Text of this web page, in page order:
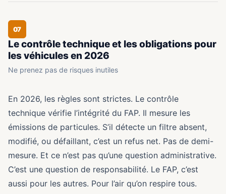
07
Le contrôle technique et les obligations pour
les véhicules en 2026
Ne prenez pas de risques inutiles
En 2026, les règles sont strictes. Le contrôle
technique vérifie l’intégrité du FAP. Il mesure les
émissions de particules. S’il détecte un filtre absent,
modifié, ou défaillant, c’est un refus net. Pas de demi-
mesure. Et ce n’est pas qu’une question administrative.
C’est une question de responsabilité. Le FAP, c’est
aussi pour les autres. Pour l’air qu’on respire tous.